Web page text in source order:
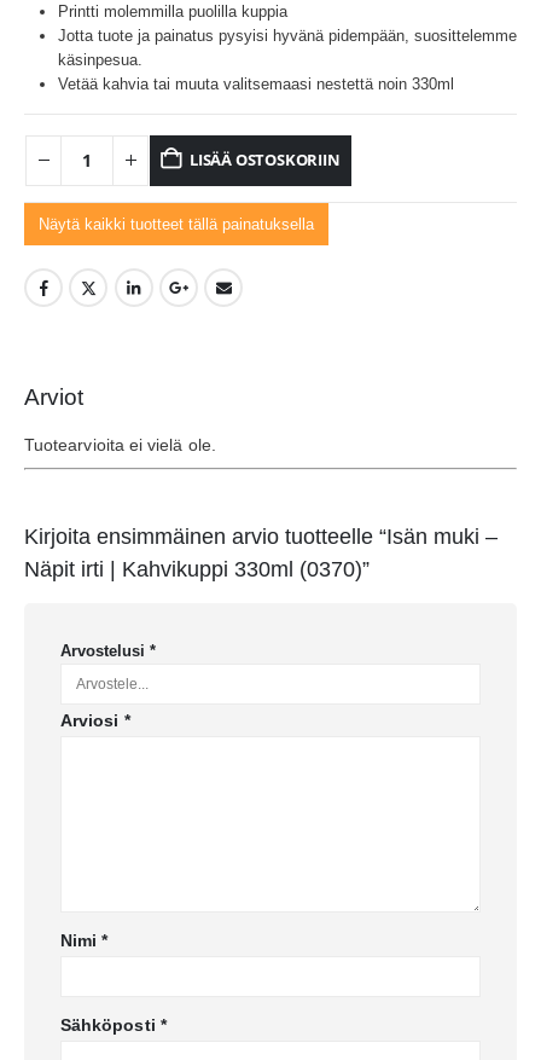
Printti molemmilla puolilla kuppia
Jotta tuote ja painatus pysyisi hyvänä pidempään, suosittelemme
käsinpesua.
Vetää kahvia tai muuta valitsemaasi nestettä noin 330ml
LISÄÄ OSTOSKORIIN
Näytä kaikki tuotteet tällä painatuksella
Arviot
Tuotearvioita ei vielä ole.
Kirjoita ensimmäinen arvio tuotteelle “Isän muki –
Näpit irti | Kahvikuppi 330ml (0370)”
Arvostelusi *
Arviosi *
Nimi*
Sähköposti *